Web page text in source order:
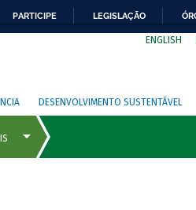
PARTICIPE LEGISLAÇÃO
ENGLISH
DESENVOLVIMENTO SUSTENTÁVEL